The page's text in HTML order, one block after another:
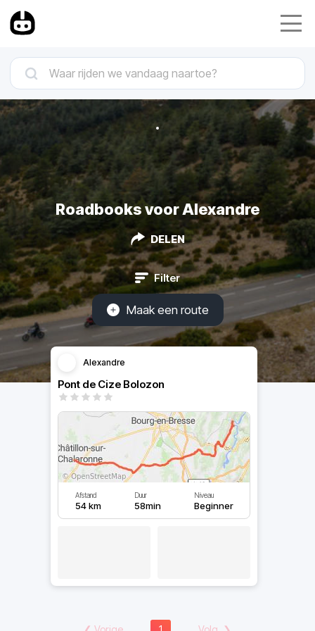
Roadbooks voor Alexandre
DELEN
Filter
Maak een route
Alexandre
Pont de Cize Bolozon
Afstand
54 km
Duur
58min
Niveau
Beginner